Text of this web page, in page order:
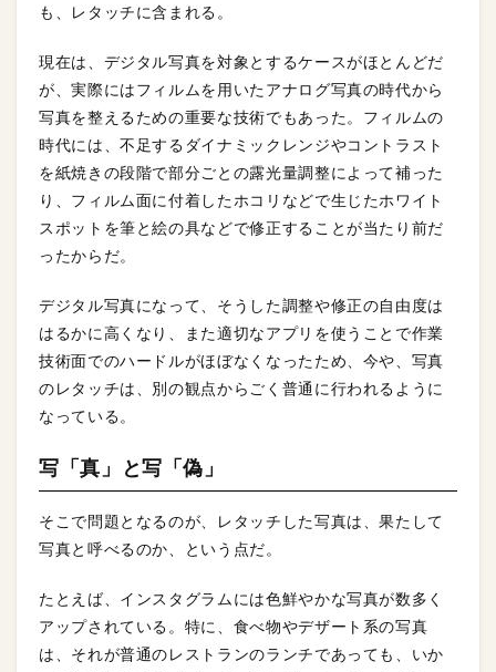
も、レタッチに含まれる。
現在は、デジタル写真を対象とするケースがほとんどだ
が、実際にはフィルムを用いたアナログ写真の時代から
写真を整えるための重要な技術でもあった。フィルムの
時代には、不足するダイナミックレンジやコントラスト
を紙焼きの段階で部分ごとの露光量調整によって補った
り、フィルム面に付着したホコリなどで生じたホワイト
スポットを筆と絵の具などで修正することが当たり前だ
ったからだ。
デジタル写真になって、そうした調整や修正の自由度は
はるかに高くなり、また適切なアプリを使うことで作業
技術面でのハードルがほぼなくなったため、今や、写真
のレタッチは、別の観点からごく普通に行われるように
なっている。
写「真」と写「偽」
そこで問題となるのが、レタッチした写真は、果たして
写真と呼べるのか、という点だ。
たとえば、インスタグラムには色鮮やかな写真が数多く
アップされている。特に、食べ物やデザート系の写真
は、それが普通のレストランのランチであっても、いか